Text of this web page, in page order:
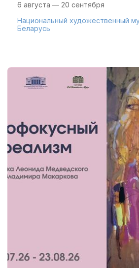
6 августа — 20 сентября
Национальный художественный
Беларусь